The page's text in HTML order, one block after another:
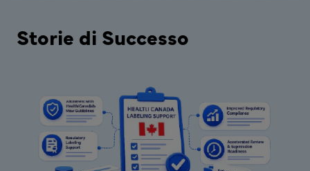
Storie di Successo